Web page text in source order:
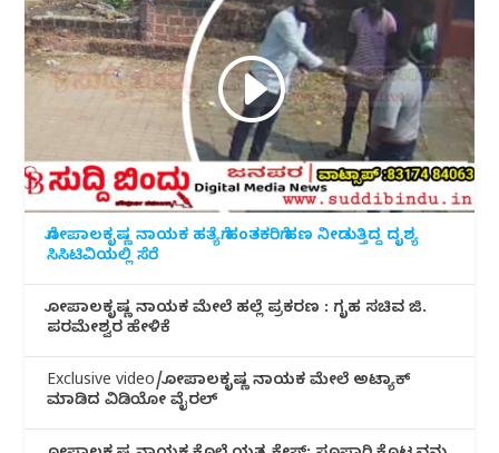
ಗೋಪಾಲಕೃಷ್ಣ ನಾಯಕ ಹತ್ಯೆಗೆ ಹಂತಕರಿಗೆ ಹಣ ನೀಡುತ್ತಿದ್ದ ದೃಶ್ಯ
ಸಿಸಿಟಿವಿಯಲ್ಲಿ ಸೆರೆ
ಗೋಪಾಲಕೃಷ್ಣ ನಾಯಕ ಮೇಲೆ ಹಲ್ಲೆ ಪ್ರಕರಣ : ಗೃಹ ಸಚಿವ ಜಿ.
ಪರಮೇಶ್ವರ ಹೇಳಿಕೆ
Exclusive video/ಗೋಪಾಲಕೃಷ್ಣ ನಾಯಕ ಮೇಲೆ ಅಟ್ಯಾಕ್
ಮಾಡಿದ ವಿಡಿಯೋ ವೈರಲ್